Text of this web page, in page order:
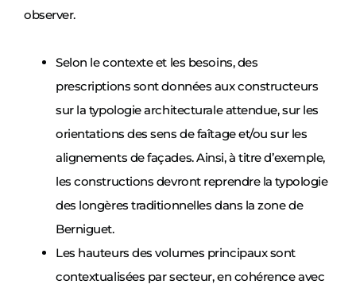
observer.
Selon le contexte et les besoins, des
prescriptions sont données aux constructeurs
sur la typologie architecturale attendue, sur les
orientations des sens de faîtage et/ou sur les
alignements de façades. Ainsi, à titre d’exemple,
les constructions devront reprendre la typologie
des longères traditionnelles dans la zone de
Berniguet.
Les hauteurs des volumes principaux sont
contextualisées par secteur, en cohérence avec